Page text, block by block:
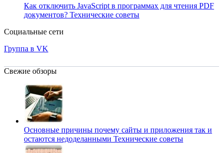
Как отключить JavaScript в программах для чтения PDF
документов? Технические советы
Социальные сети
Группа в VK
Свежие обзоры
Основные причины почему сайты и приложения так и
остаются недоделанными Технические советы